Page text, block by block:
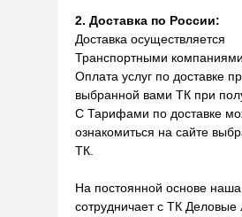
2. Доставка по России:
Доставка осуществляется
Транспортными компаниями.
Оплата услуг по доставке
выбранной вами ТК при
С Тарифами по доставке
ознакомиться на сайте
ТК.
На постоянной основе
сотрудничает с ТК Деловые